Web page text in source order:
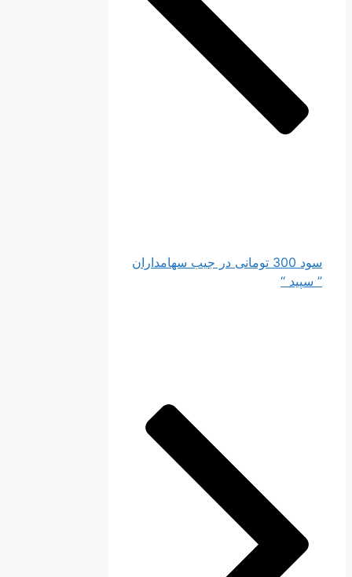
سود 300 تومانی در جیب سهامداران
” سپید “